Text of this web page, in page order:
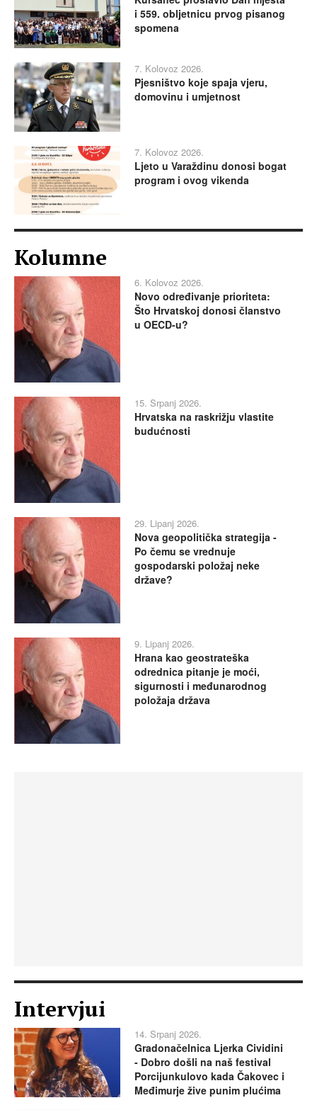
i 559. obljetnicu prvog pisanog
spomena
7. Kolovoz 2026.
Pjesništvo koje spaja vjeru,
domovinu i umjetnost
7. Kolovoz 2026.
Ljeto u Varaždinu donosi bogat
program i ovog vikenda
Kolumne
6. Kolovoz 2026.
Novo određivanje prioriteta:
Što Hrvatskoj donosi članstvo
u OECD-u?
15. Srpanj 2026.
Hrvatska na raskrižju vlastite
budućnosti
29. Lipanj 2026.
Nova geopolitička strategija -
Po čemu se vrednuje
gospodarski položaj neke
države?
9. Lipanj 2026.
Hrana kao geostrateška
odrednica pitanje je moći,
sigurnosti i međunarodnog
položaja država
Intervjui
14. Srpanj 2026.
Gradonačelnica Ljerka Cividini
- Dobro došli na naš festival
Porcijunkulovo kada Čakovec i
Međimurje žive punim plućima